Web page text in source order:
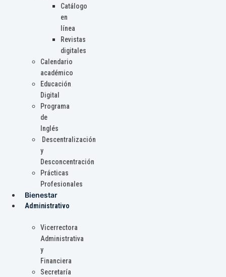
Catálogo
en
línea
Revistas
digitales
Calendario
académico
Educación
Digital
Programa
de
Inglés
Descentralización
y
Desconcentración
Prácticas
Profesionales
Bienestar
Administrativo
Vicerrectora
Administrativa
y
Financiera
Secretaría